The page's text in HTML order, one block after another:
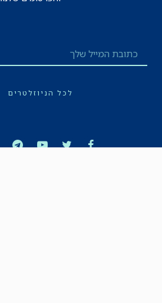
לכל הניוזלטרים